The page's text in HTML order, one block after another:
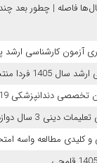
فاصله | چطور بعد
آزمون کارشناسی ارشد
منتشر می شود
19 شهریور برگزار می شود
دوازدهم (1397 تا 1405)
مطالعه واسه